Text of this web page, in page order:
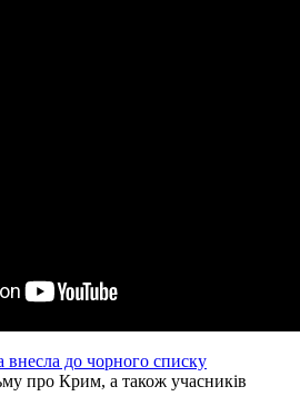
внесла до чорного списку
про Крим, а також учасників